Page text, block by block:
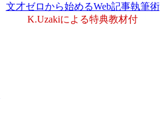
文才ゼロから始めるWeb記事執筆術
K.Uzakiによる特典教材付